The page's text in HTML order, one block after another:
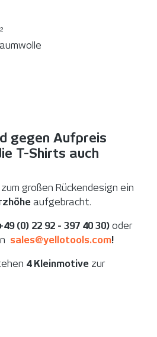
gegen Aufpreis
T-Shirts auch
großen Rückendesign ein
aufgebracht.
(0) 22 92 - 397 40 30) oder
sales@yellotools.com!
4 Kleinmotive zur